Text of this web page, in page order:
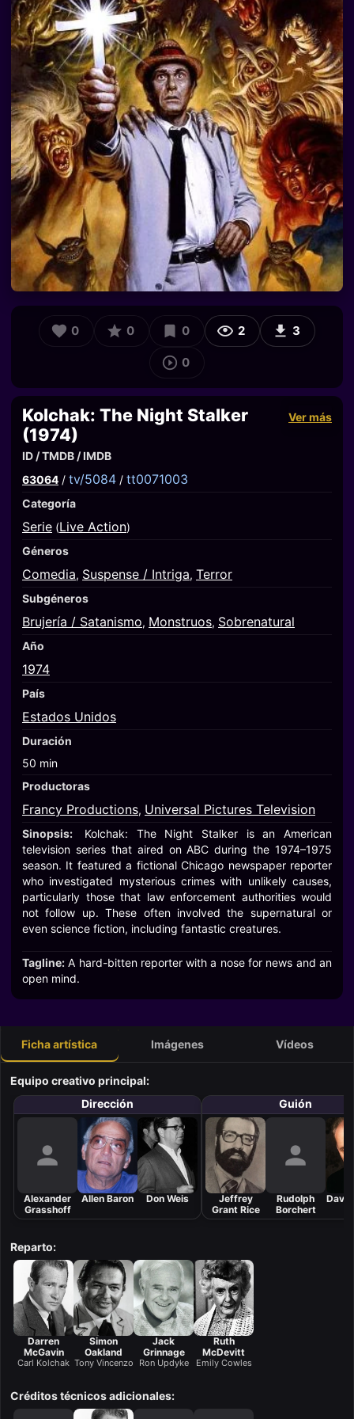
0 0 0 2 3
0
Kolchak: The Night Stalker
(1974)
Ver más
ID / TMDB / IMDB
63064 / tv/5084 / tt0071003
Categoría
Serie (Live Action)
Géneros
Comedia, Suspense / Intriga, Terror
Subgéneros
Brujería / Satanismo, Monstruos, Sobrenatural
Año
1974
País
Estados Unidos
Duración
50 min
Productoras
Francy Productions, Universal Pictures Television
Sinopsis:
Kolchak: The Night Stalker is an American
television series that aired on ABC during the 1974–1975
season. It featured a fictional Chicago newspaper reporter
who investigated mysterious crimes with unlikely causes,
particularly those that law enforcement authorities would
not follow up. These often involved the supernatural or
even science fiction, including fantastic creatures.
Tagline: A hard-bitten reporter with a nose for news and an
open mind.
Ficha artística Imágenes Vídeos
Equipo creativo principal:
Dirección
Alexander
Grasshoff
Allen Baron Don Weis
Guión
Jeffrey
Grant Rice
Rudolph
Borchert
Reparto:
Darren
McGavin
Carl Kolchak
Simon
Oakland
Tony Vincenzo
Jack
Grinnage
Ron Updyke
Ruth
McDevitt
Emily Cowles
Créditos técnicos adicionales: